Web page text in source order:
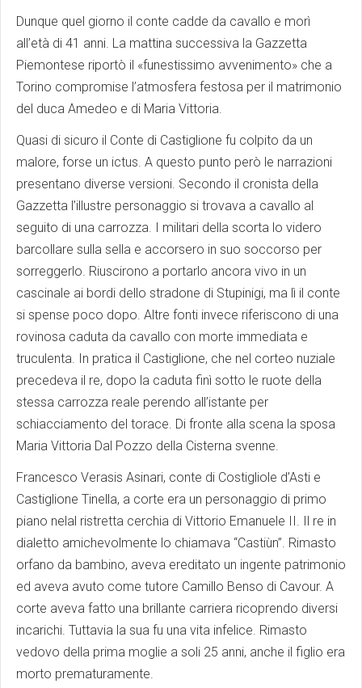
Dunque quel giorno il conte cadde da cavallo e morì
all’età di 41 anni. La mattina successiva la Gazzetta
Piemontese riportò il «funestissimo avvenimento» che a
Torino compromise l’atmosfera festosa per il matrimonio
del duca Amedeo e di Maria Vittoria.
Quasi di sicuro il Conte di Castiglione fu colpito da un
malore, forse un ictus. A questo punto però le narrazioni
presentano diverse versioni. Secondo il cronista della
Gazzetta l’illustre personaggio si trovava a cavallo al
seguito di una carrozza. I militari della scorta lo videro
barcollare sulla sella e accorsero in suo soccorso per
sorreggerlo. Riuscirono a portarlo ancora vivo in un
cascinale ai bordi dello stradone di Stupinigi, ma lì il conte
si spense poco dopo. Altre fonti invece riferiscono di una
rovinosa caduta da cavallo con morte immediata e
truculenta. In pratica il Castiglione, che nel corteo nuziale
precedeva il re, dopo la caduta finì sotto le ruote della
stessa carrozza reale perendo all’istante per
schiacciamento del torace. Di fronte alla scena la sposa
Maria Vittoria Dal Pozzo della Cisterna svenne.
Francesco Verasis Asinari, conte di Costigliole d’Asti e
Castiglione Tinella, a corte era un personaggio di primo
piano nelal ristretta cerchia di Vittorio Emanuele II. Il re in
dialetto amichevolmente lo chiamava “Castiùn”. Rimasto
orfano da bambino, aveva ereditato un ingente patrimonio
ed aveva avuto come tutore Camillo Benso di Cavour. A
corte aveva fatto una brillante carriera ricoprendo diversi
incarichi. Tuttavia la sua fu una vita infelice. Rimasto
vedovo della prima moglie a soli 25 anni, anche il figlio era
morto prematuramente.